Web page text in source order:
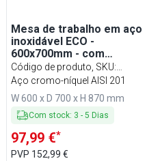
Mesa de trabalho em aço
inoxidável ECO -
600x700mm - com
prateleira inferior
Código de produto, SKU:
ATK67#ECO
Aço cromo-níquel AISI 201
W 600 x D 700 x H 870 mm
Com stock: 3 -5 Dias
97,99 €*
PVP 152,99 €